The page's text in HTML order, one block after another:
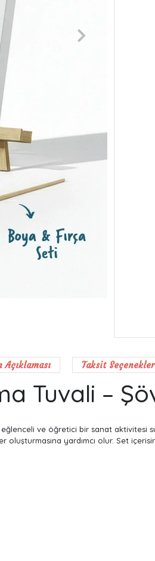
Açıklaması Taksit
Tuvali –
, eğlenceli ve öğretici bir sanat aktivitesi
oluşturmasına yardımcı olur. Set